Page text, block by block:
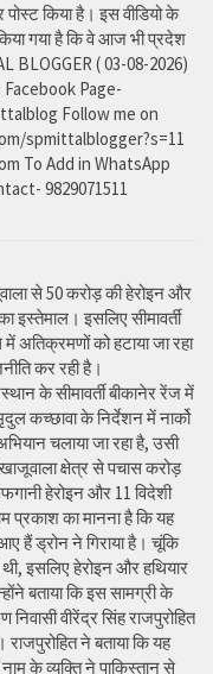
किया है। इस वीडियो के
गया है कि वे आज भी प्रदेश
BLOGGER ( 03-08-2026)
Page-
Follow me on
spmittalblogger?s=11
To Add in WhatsApp
9829071511
से 50 करोड़ की हेरोइन और
इस्तेमाल। इसलिए सीमावर्ती
में अतिक्रमणों को हटाया जा रहा
कर रही है।
के सीमावर्ती बीकानेर रेंज में
कच्छावा के निर्देशन में नार्को
चलाया जा रहा है, उसी
क्षेत्र से पचास करोड़
हेरोइन और 11 विदेशी
का मानना है कि यह
हैं ड्रोन ने गिराया है। चूंकि
थी, इसलिए हेरोइन और हथियार
बताया कि इस सामग्री के
वीरेंद्र सिंह राजपुरोहित
राजपुरोहित ने बताया कि यह
के व्यक्ति ने पाकिस्तान से